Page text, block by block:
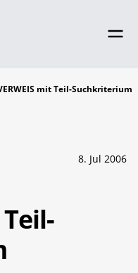
mit Teil-Suchkriterium
8. Jul 2006